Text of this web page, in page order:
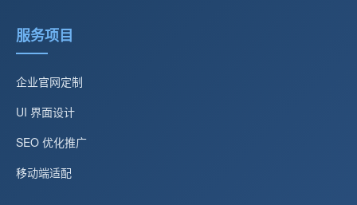
服务项目
企业官网定制
UI 界面设计
SEO 优化推广
移动端适配